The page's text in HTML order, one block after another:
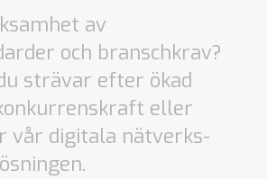
av
och branschkrav?
strävar efter ökad
eller
vår digitala nätverks-